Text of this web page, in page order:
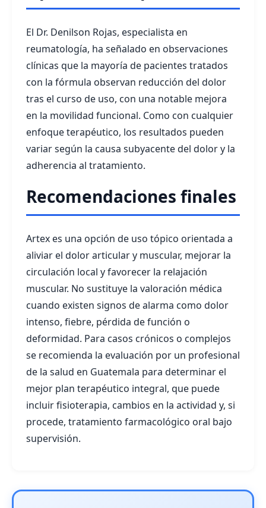
El Dr. Denilson Rojas, especialista en
reumatología, ha señalado en observaciones
clínicas que la mayoría de pacientes tratados
con la fórmula observan reducción del dolor
tras el curso de uso, con una notable mejora
en la movilidad funcional. Como con cualquier
enfoque terapéutico, los resultados pueden
variar según la causa subyacente del dolor y la
adherencia al tratamiento.
Recomendaciones finales
Artex es una opción de uso tópico orientada a
aliviar el dolor articular y muscular, mejorar la
circulación local y favorecer la relajación
muscular. No sustituye la valoración médica
cuando existen signos de alarma como dolor
intenso, fiebre, pérdida de función o
deformidad. Para casos crónicos o complejos
se recomienda la evaluación por un profesional
de la salud en Guatemala para determinar el
mejor plan terapéutico integral, que puede
incluir fisioterapia, cambios en la actividad y, si
procede, tratamiento farmacológico oral bajo
supervisión.